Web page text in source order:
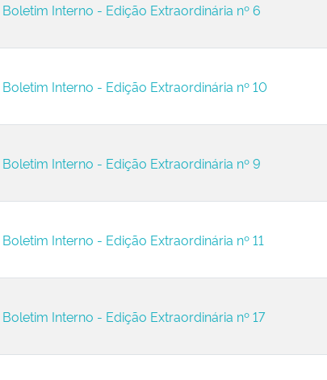
Boletim Interno - Edição Extraordinária nº 6
Boletim Interno - Edição Extraordinária nº 10
Boletim Interno - Edição Extraordinária nº 9
Boletim Interno - Edição Extraordinária nº 11
Boletim Interno - Edição Extraordinária nº 17